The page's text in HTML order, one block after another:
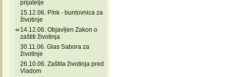
prijatelje
15.12.06. P!nk - buntovnica za
životinje
14.12.06. Objavljen Zakon o
zaštiti životinja
30.11.06. Glas Sabora za
životinje
26.10.06. Zaštita životinja pred
Vladom